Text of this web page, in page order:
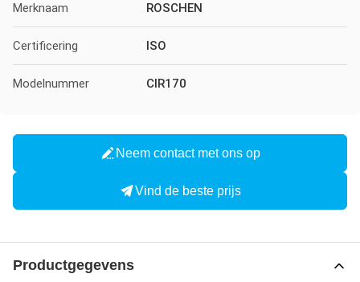
Merknaam ROSCHEN
Certificering ISO
Modelnummer CIR170
Neem contact met ons op
Vind de beste prijs
Productgegevens